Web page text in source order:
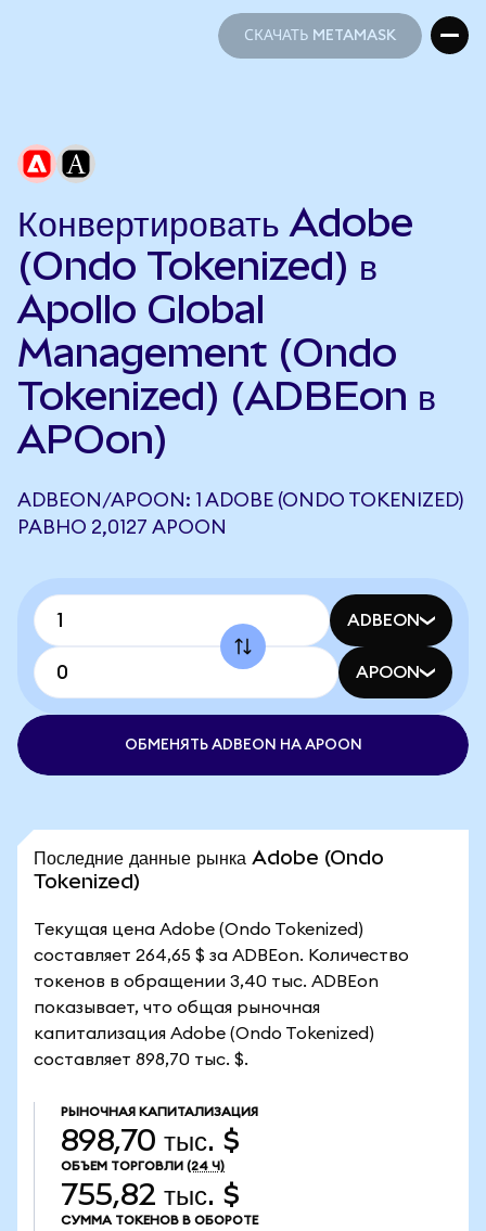
СКАЧАТЬ METAMASK
Конвертировать Adobe
(Ondo Tokenized) в
Apollo Global
Management (Ondo
Tokenized) (ADBEon в
APOon)
ADBEON/APOON: 1 ADOBE (ONDO TOKENIZED)
РАВНО 2,0127 APOON
ADBEON
APOON
ОБМЕНЯТЬ ADBEON НА APOON
Последние данные рынка Adobe (Ondo
Tokenized)
Текущая цена Adobe (Ondo Tokenized)
составляет 264,65 $ за ADBEon. Количество
токенов в обращении 3,40 тыс. ADBEon
показывает, что общая рыночная
капитализация Adobe (Ondo Tokenized)
составляет 898,70 тыс. $.
РЫНОЧНАЯ КАПИТАЛИЗАЦИЯ
898,70 тыс. $
ОБЪЕМ ТОРГОВЛИ (24 Ч)
755,82 тыс. $
СУММА ТОКЕНОВ В ОБОРОТЕ